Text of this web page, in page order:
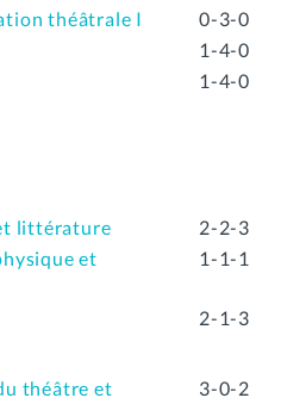
théâtrale I
0-3-0
1-4-0
1-4-0
littérature
2-2-3
et
1-1-1
2-1-3
théâtre et 3-0-2